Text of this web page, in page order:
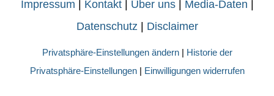
Impressum | Kontakt| Über uns| Media-Daten |
Datenschutz | Disclaimer
Privatsphäre-Einstellungen ändern| Historie der
Privatsphäre-Einstellungen| Einwilligungen widerrufen